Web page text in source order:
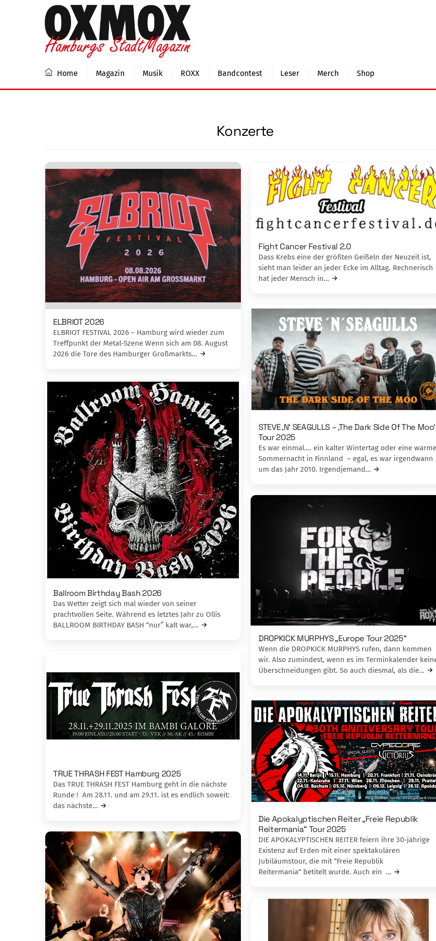
Home Magazin Musik ROXX Bandcontest Leser Merch Shop
Konzerte
ELBRIOT 2026
ELBRIOT FESTIVAL 2026 – Hamburg wird wieder zum
Treffpunkt der Metal-Szene Wenn sich am 08. August
2026 die Tore des Hamburger Großmarkts…
Fight Cancer Festival 2.0
Dass Krebs eine der größten Geißeln der Neuzeit ist,
sieht man leider an jeder Ecke im Alltag. Rechnerisch
hat jeder Mensch in…
Ballroom Birthday Bash 2026
Das Wetter zeigt sich mal wieder von seiner
prachtvollen Seite. Während es letztes Jahr zu Ollis
BALLROOM BIRTHDAY BASH “nur” kalt war,…
STEVE ‚N‘ SEAGULLS – ‚The Dark Side Of The Moo‘
Tour 2025
Es war einmal…. ein kalter Wintertag oder eine warme
Sommernacht in Finnland – egal, es war irgendwann
um das Jahr 2010. Irgendjemand…
TRUE THRASH FEST Hamburg 2025
Das TRUE THRASH FEST Hamburg geht in die nächste
Runde ! Am 28.11. und am 29.11. ist es endlich soweit:
das nächste…
DROPKICK MURPHYS „Europe Tour 2025“
Wenn die DROPKICK MURPHYS rufen, dann kommen
wir. Also zumindest, wenn es im Terminkalender
Überschneidungen gibt. So auch diesmal, als die…
Die Apokalyptischen Reiter „Freie Republik
Reitermania“ Tour 2025
DIE APOKALYPTISCHEN REITER feiern ihre 30-jährige
Existenz auf Erden mit einer spektakulären
Jubiläumstour, die mit “Freie Republik
Reitermania“ betitelt wurde. Auch ein …